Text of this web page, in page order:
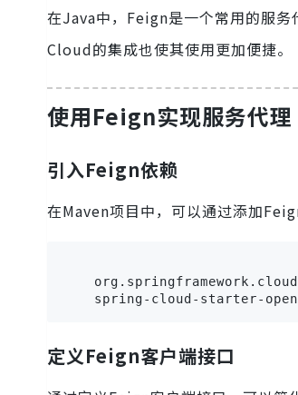
在Java中，Feign是一个常用的服
Cloud的集成也使其使用更加便捷。
使用Feign实现服务代理
引入Feign依赖
在Maven项目中，可以通过添加
    org.springframework.cloud
定义Feign客户端接口